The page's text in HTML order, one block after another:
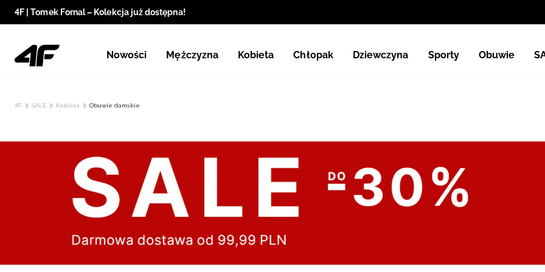
4F | Tomek Fornal – Kolekcja już dostępna!
Nowości Mężczyzna Kobieta Chłopak Dziewczyna Sporty Obuwie
4F SALE Kobieta Obuwie damskie